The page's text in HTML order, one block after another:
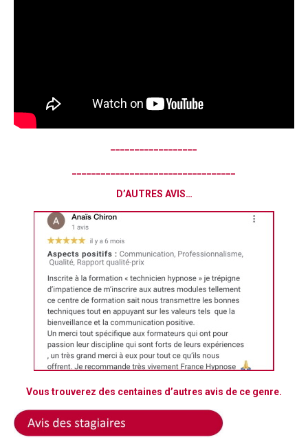
D’AUTRES AVIS…
Vous trouverez des centaines d’autres avis de ce genre.